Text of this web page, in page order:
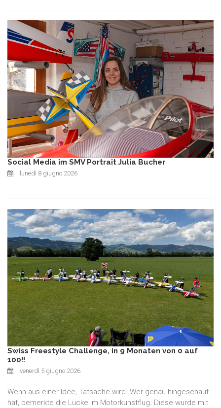
Social Media im SMV Portrait Julia Bucher
lunedì 8 giugno 2026
Swiss Freestyle Challenge, in 9 Monaten von 0 auf
100!!
venerdì 5 giugno 2026
Wenn aus einer Idee, Tatsache wird. Wer genau hingeschaut
hat, bemerkte die Lücke im Motorkunstflug. Diese wurde mit